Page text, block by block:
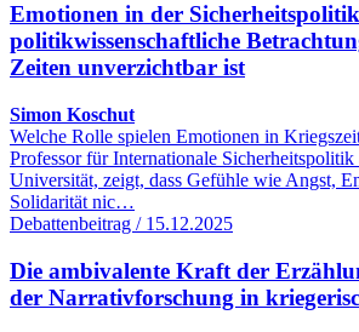
Emotionen in der
politikwissenschaftliche
Zeiten unverzichtbar ist
Simon Koschut
Welche Rolle spielen Emotionen in
Professor für Internationale Sicherheitspolitik
Universität, zeigt, dass Gefühle wie Angst,
Solidarität nic…
Debattenbeitrag / 15.12.2025
Die ambivalente Kraft der
der Narrativforschung in